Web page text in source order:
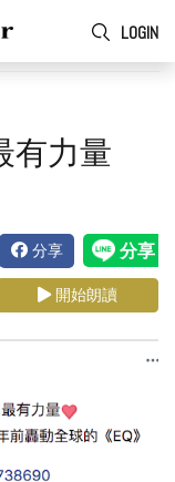
LOGIN
有力量
分享
開始朗讀